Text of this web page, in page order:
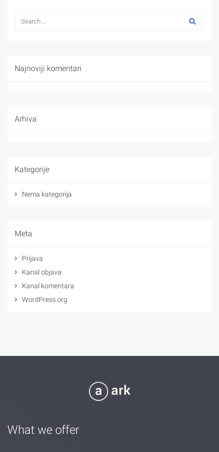
Najnoviji komentari
Arhiva
Kategorije
Nema kategorija
Meta
Prijava
Kanal objava
Kanal komentara
WordPress.org
What we offer